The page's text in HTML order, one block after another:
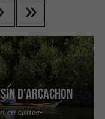
d’Arcachon
en canoë-